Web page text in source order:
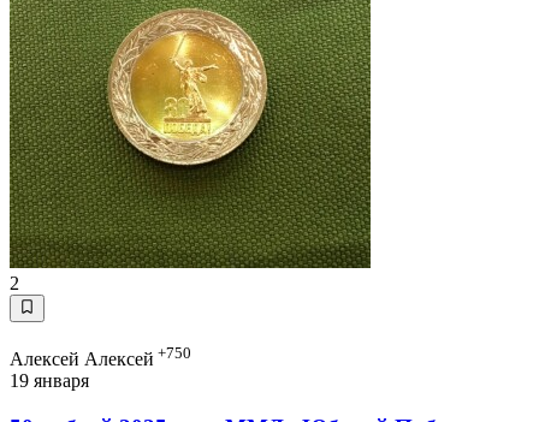
2
Алексей Алексей +750
19 января